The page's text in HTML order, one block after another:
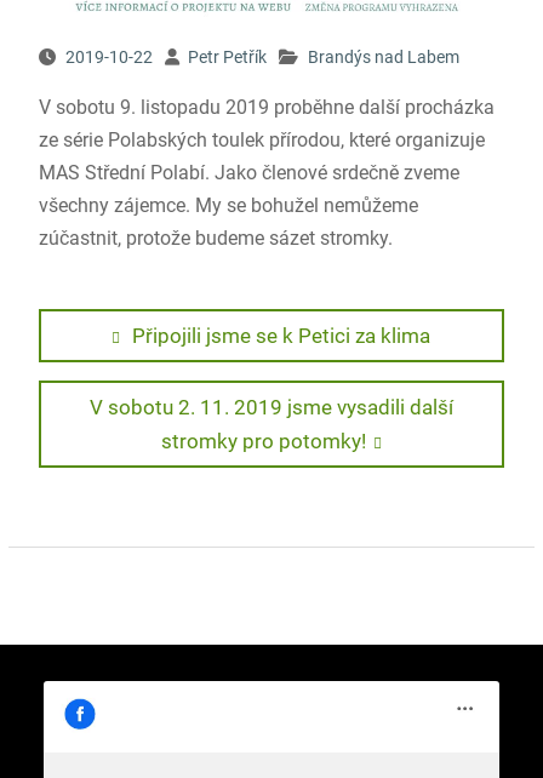
2019-10-22 Petr Petřík Brandýs nad Labem
V sobotu 9. listopadu 2019 proběhne další procházka
ze série Polabských toulek přírodou, které organizuje
MAS Střední Polabí. Jako členové srdečně zveme
všechny zájemce. My se bohužel nemůžeme
zúčastnit, protože budeme sázet stromky.
Navigace
pro
příspěvek
Previous
post:
Připojili jsme se k Petici za klima
Next
V sobotu 2. 11. 2019 jsme vysadili další
stromky pro potomky!